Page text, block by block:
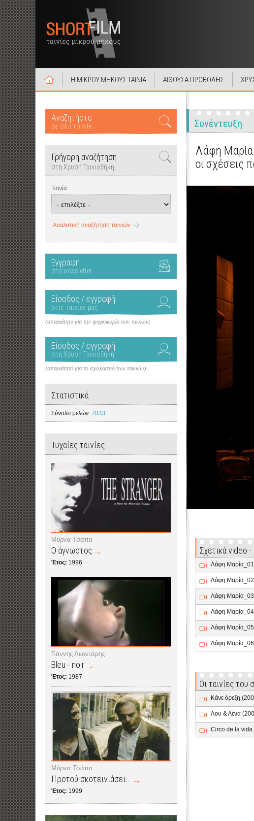
Η ΜΙΚΡΟΥ ΜΗΚΟΥΣ ΤΑΙΝΙΑ ΑΙΘΟΥΣΑ ΠΡΟΒΟΛΗΣ
Αναζητήστε
σε όλο το site
Γρήγορη αναζήτηση
στη Χρυσή Ταινιοθήκη
Ταινία
Αναλυτική αναζήτηση ταινιών
Εγγραφή
στο newsletter
Είσοδος / εγγραφή
στις ταινίες μας
(απαραίτητο για την ψηφοφορία των ταινιών)
Είσοδος / εγγραφή
στη Χρυσή Ταινιοθήκη
(απαραίτητο για το σχολιασμό των ταινιών)
Στατιστικά
Σύνολο μελών: 7033
Τυχαίες ταινίες
Μύρνα Τσάπα
Ο άγνωστος
Έτος: 1996
Γιάννης Λεοντάρης
Bleu - noir
Έτος: 1987
Μύρνα Τσάπα
Προτού σκοτεινιάσει...
Έτος: 1999
Συνέντευξη
Λάφη
οι σχέσεις
Σχετικά video
Λάφη Μαρία_01:
Λάφη Μαρία_02:
Λάφη Μαρία_03:
Λάφη Μαρία_04:
Λάφη Μαρία_05:
Λάφη Μαρία_06:
Οι ταινίες
Κάνε όρεξη
Λου & Λένα
Circo de la vida